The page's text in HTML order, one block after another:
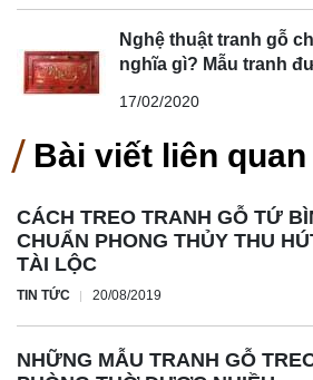
Nghệ thuật tranh gỗ
nghĩa gì? Mẫu tranh
17/02/2020
Bài viết liên quan
CÁCH TREO TRANH GỖ TỨ
CHUẨN PHONG THỦY THU
TÀI LỘC
TIN TỨC 20/08/2019
NHỮNG MẪU TRANH GỖ